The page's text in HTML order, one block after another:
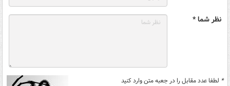
نظر شما *
* لطفا عدد مقابل را در جعبه متن وارد کنید